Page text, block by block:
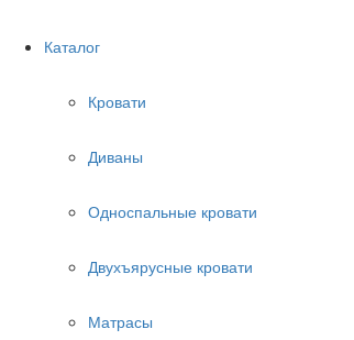
Каталог
Кровати
Диваны
Односпальные кровати
Двухъярусные кровати
Матрасы